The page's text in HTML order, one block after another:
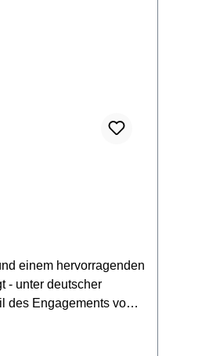
Bracing-Konstruktion
einem hervorragenden
- unter deutscher
des Engagements von
für